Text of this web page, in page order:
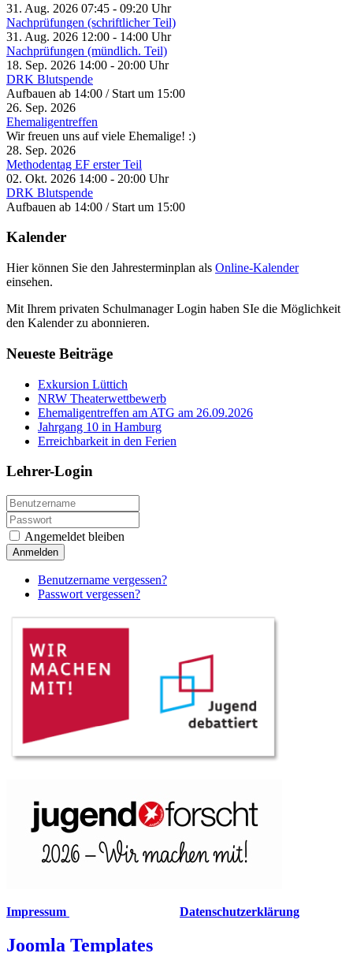
31. Aug. 2026 07:45 - 09:20 Uhr
Nachprüfungen (schriftlicher Teil)
31. Aug. 2026 12:00 - 14:00 Uhr
Nachprüfungen (mündlich. Teil)
18. Sep. 2026 14:00 - 20:00 Uhr
DRK Blutspende
Aufbauen ab 14:00 / Start um 15:00
26. Sep. 2026
Ehemaligentreffen
Wir freuen uns auf viele Ehemalige! :)
28. Sep. 2026
Methodentag EF erster Teil
02. Okt. 2026 14:00 - 20:00 Uhr
DRK Blutspende
Aufbauen ab 14:00 / Start um 15:00
Kalender
Hier können Sie den Jahresterminplan als Online-Kalender
einsehen.
Mit Ihrem privaten Schulmanager Login haben SIe die Möglichkeit
den Kalender zu abonnieren.
Neueste Beiträge
Exkursion Lüttich
NRW Theaterwettbewerb
Ehemaligentreffen am ATG am 26.09.2026
Jahrgang 10 in Hamburg
Erreichbarkeit in den Ferien
Lehrer-Login
Angemeldet bleiben
Anmelden
Benutzername vergessen?
Passwort vergessen?
Impressum Datenschutzerklärung
Joomla Templates